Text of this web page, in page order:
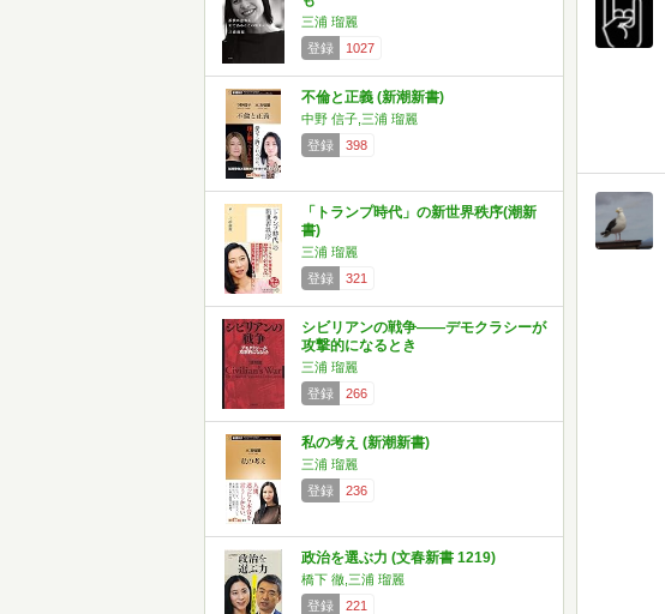
三浦 瑠麗
登録
1027
不倫と正義 (新潮新書)
中野 信子,三浦 瑠麗
登録
398
「トランプ時代」の新世界秩序(潮新
書)
三浦 瑠麗
登録
321
シビリアンの戦争――デモクラシーが
攻撃的になるとき
三浦 瑠麗
登録
266
私の考え (新潮新書)
三浦 瑠麗
登録
236
政治を選ぶ力 (文春新書 1219)
橋下 徹,三浦 瑠麗
登録
221